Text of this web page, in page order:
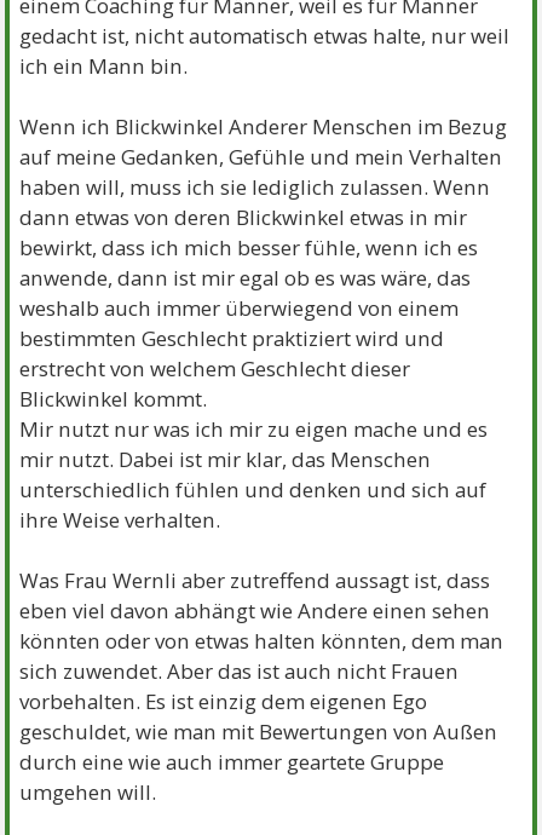
gedacht ist, nicht automatisch etwas halte, nur weil
ich ein Mann bin.
Wenn ich Blickwinkel Anderer Menschen im Bezug
auf meine Gedanken, Gefühle und mein Verhalten
haben will, muss ich sie lediglich zulassen. Wenn
dann etwas von deren Blickwinkel etwas in mir
bewirkt, dass ich mich besser fühle, wenn ich es
anwende, dann ist mir egal ob es was wäre, das
weshalb auch immer überwiegend von einem
bestimmten Geschlecht praktiziert wird und
erstrecht von welchem Geschlecht dieser
Blickwinkel kommt.
Mir nutzt nur was ich mir zu eigen mache und es
mir nutzt. Dabei ist mir klar, das Menschen
unterschiedlich fühlen und denken und sich auf
ihre Weise verhalten.
Was Frau Wernli aber zutreffend aussagt ist, dass
eben viel davon abhängt wie Andere einen sehen
könnten oder von etwas halten könnten, dem man
sich zuwendet. Aber das ist auch nicht Frauen
vorbehalten. Es ist einzig dem eigenen Ego
geschuldet, wie man mit Bewertungen von Außen
durch eine wie auch immer geartete Gruppe
umgehen will.